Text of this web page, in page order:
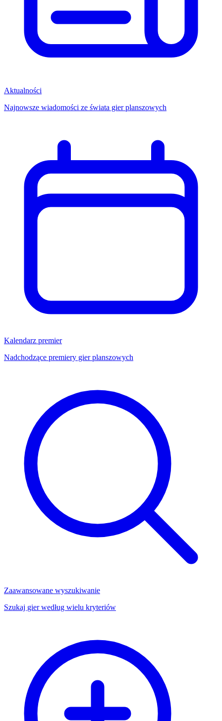
Aktualności
Najnowsze wiadomości ze świata gier planszowych
Kalendarz premier
Nadchodzące premiery gier planszowych
Zaawansowane wyszukiwanie
Szukaj gier według wielu kryteriów